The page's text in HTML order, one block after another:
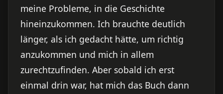
meine Probleme, in die Geschichte
hineinzukommen. Ich brauchte deutlich
länger, als ich gedacht hätte, um richtig
anzukommen und mich in allem
zurechtzufinden. Aber sobald ich erst
einmal drin war, hat mich das Buch dann